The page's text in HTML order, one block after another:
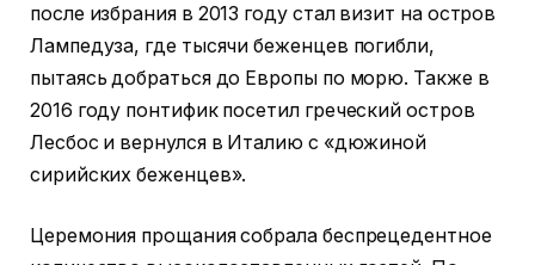
после избрания в 2013 году стал визит на остров
Лампедуза, где тысячи беженцев погибли,
пытаясь добраться до Европы по морю. Также в
2016 году понтифик посетил греческий остров
Лесбос и вернулся в Италию с «дюжиной
сирийских беженцев».
Церемония прощания собрала беспрецедентное